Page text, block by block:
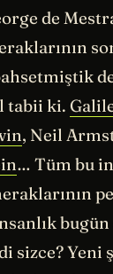
de
tabii ki.
, Neil
… Tüm bu
sizce? Yeni